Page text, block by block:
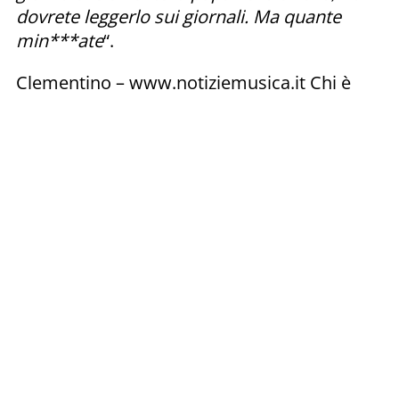
dovrete leggerlo sui giornali. Ma quante
min***ate“.
Clementino – www.notiziemusica.it Chi è